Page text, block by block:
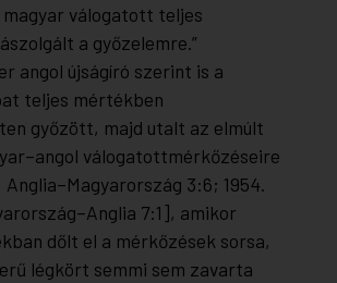
magyar válogatott teljes
a győzelemre.”
angol újságíró szerint is a
teljes mértékben
győzött, majd utalt az elmúlt
válogatottmérkőzéseire
Anglia–Magyarország 3:6; 1954.
7:1], amikor
dőlt el a mérkőzések sorsa,
légkört semmi sem zavarta